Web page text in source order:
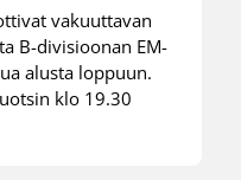
vakuuttavan
B-divisioonan EM-
alusta loppuun.
klo 19.30